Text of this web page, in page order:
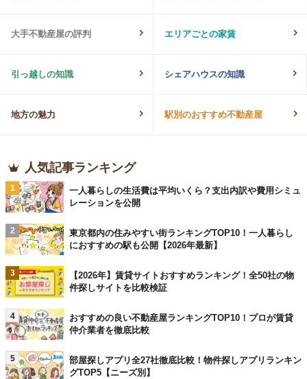
大手不動産屋の評判 エリアごとの家賃
引っ越しの知識 シェアハウスの知識
地方の魅力 駅別のおすすめ不動産屋
人気記事ランキング
1
一人暮らしの生活費は平均いくら？支出内訳や費用シミュ
レーションを公開
2
東京都内の住みやすい街ランキングTOP10！一人暮らし
におすすめの駅も公開【2026年最新】
3
【2026年】賃貸サイトおすすめランキング！全50社の物
件探しサイトを比較検証
4
おすすめの良い不動産屋ランキングTOP10！プロが賃貸
仲介業者を徹底比較
5
部屋探しアプリ全27社徹底比較！物件探しアプリランキン
グTOP5【ニーズ別】